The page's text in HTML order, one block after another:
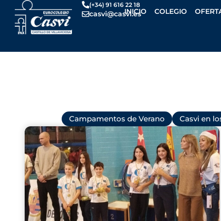
contenido
(+34) 91 616 22 18
casvi@casvi.es
INICIO COLEGIO
Campamentos de Verano Casvi en